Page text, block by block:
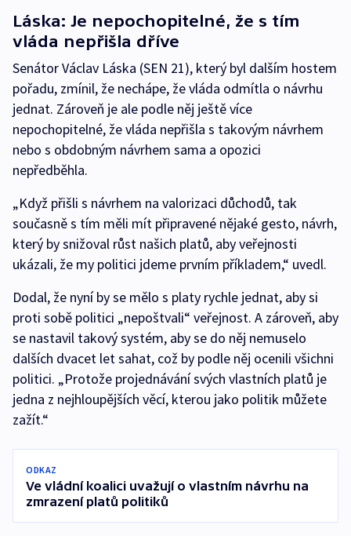
Láska: Je nepochopitelné, že s tím
vláda nepřišla dříve
Senátor Václav Láska (SEN 21), který byl dalším hostem
pořadu, zmínil, že nechápe, že vláda odmítla o návrhu
jednat. Zároveň je ale podle něj ještě více
nepochopitelné, že vláda nepřišla s takovým návrhem
nebo s obdobným návrhem sama a opozici
nepředběhla.
„Když přišli s návrhem na valorizaci důchodů, tak
současně s tím měli mít připravené nějaké gesto, návrh,
který by snižoval růst našich platů, aby veřejnosti
ukázali, že my politici jdeme prvním příkladem,“ uvedl.
Dodal, že nyní by se mělo s platy rychle jednat, aby si
proti sobě politici „nepoštvali“ veřejnost. A zároveň, aby
se nastavil takový systém, aby se do něj nemuselo
dalších dvacet let sahat, což by podle něj ocenili všichni
politici. „Protože projednávání svých vlastních platů je
jedna z nejhloupějších věcí, kterou jako politik můžete
zažít.“
ODKAZ
Ve vládní koalici uvažují o vlastním návrhu na
zmrazení platů politiků